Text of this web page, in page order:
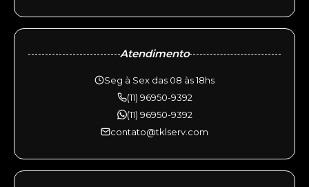
Atendimento
Seg à Sex das 08 às 18hs
(11) 96950-9392
(11) 96950-9392
contato@tklserv.com